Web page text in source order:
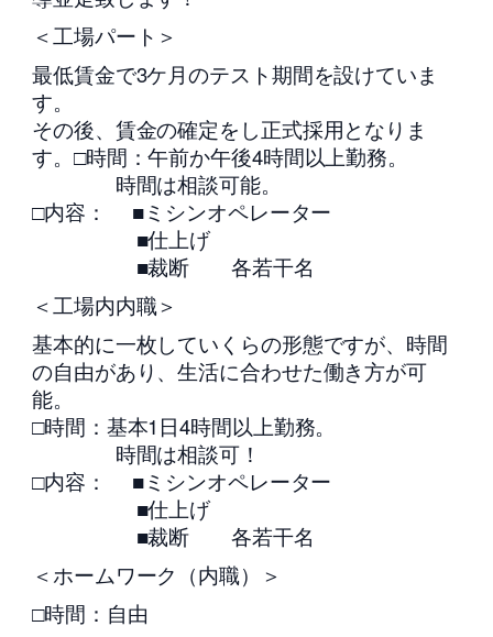
＜工場パート＞
最低賃金で3ケ月のテスト期間を設けていま
す。
その後、賃金の確定をし正式採用となりま
す。□時間：午前か午後4時間以上勤務。
時間は相談可能。
□内容： ■ミシンオペレーター
■仕上げ
■裁断 各若干名
＜工場内内職＞
基本的に一枚していくらの形態ですが、時間
の自由があり、生活に合わせた働き方が可
能。
□時間：基本1日4時間以上勤務。
時間は相談可！
□内容： ■ミシンオペレーター
■仕上げ
■裁断 各若干名
＜ホームワーク（内職）＞
□時間：自由